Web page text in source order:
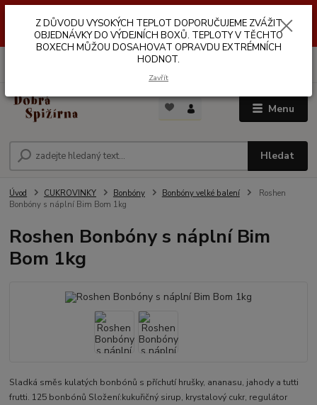
VÝDEJNÍCH BOXŮ. TEPLOTA V TĚCHTO BOXECH MŮŽE DOSAHOVAT
OPRAVDU EXTRÉMNÍCH HODNOT.
Menu
Hledat
Úvod CUKROVINKY Bonbóny Bonbóny velké balení
Roshen
Bonbóny s náplní Bim Bom 1kg
Roshen Bonbóny s náplní Bim
Bom 1kg
Sladká směs kulatých bonbónů s příchutí hrušky, ananasu, jahody a tutti
frutti. 125 bonbónů Složení:kukuřičný sirup, krystalový cukr, regulátor
Z DŮVODU VYSOKÝCH TEPLOT DOPORUČUJEME ZVÁŽIT
OBJEDNÁVKY DO VÝDEJNÍCH BOXŮ. TEPLOTY V TĚCHTO
BOXECH MŮŽOU DOSAHOVAT OPRAVDU EXTRÉMNÍCH
HODNOT.
Zavřít